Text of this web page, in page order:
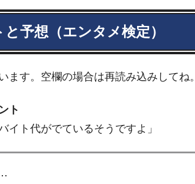
予想（エンタメ検定）
ます。空欄の場合は再読み込みしてね。
ト
イト代がでているそうですよ」